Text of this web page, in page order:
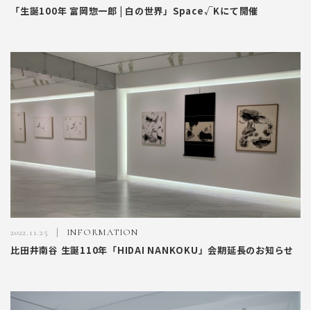
「生誕100年 富岡惣一郎 | 白の世界」Space√Kにて開催
2022.11.25 INFORMATION
比田井南谷 生誕110年「HIDAI NANKOKU」会期延長のお知らせ